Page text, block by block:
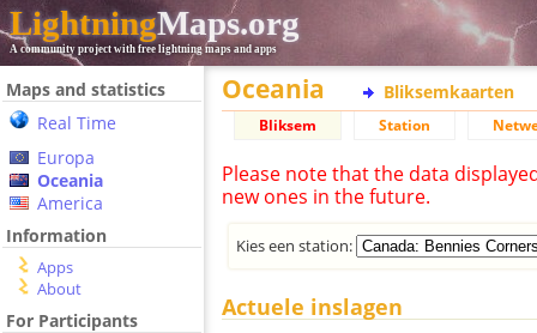
LightningMaps.org
A community project with free lightning maps and apps
Maps and statistics
Real Time
Europa
Oceania
America
Information
Apps
About
For Participants
Oceania Bliksemkaarten
Bliksem Station
Please note that the data
new ones in the future.
Kies een station:
Actuele inslagen